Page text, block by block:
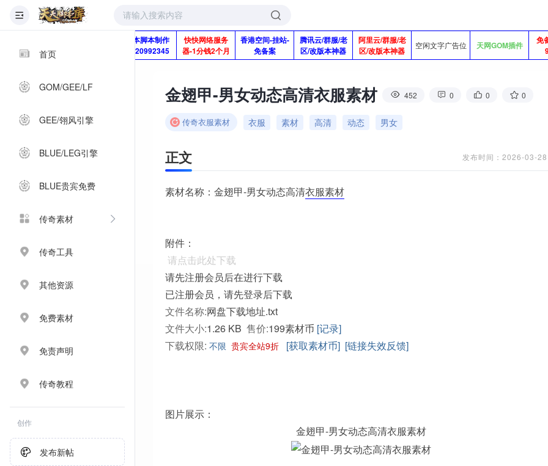
首页
GOM/GEE/LF
GEE/翎风引擎
BLUE/LEG引擎
BLUE贵宾免费
传奇素材
传奇工具
其他资源
免费素材
免责声明
传奇教程
创作
发布新帖
版本脚本制作
Q920992345
快快网络服务
器-1分钱2个月
香港空间-挂站-
免备案
腾讯云/群服/老
区/改版本神器
阿里云/群服/老
区/改版本神器
空闲文字广告位 天网GOM插件
免
金翅甲-男女动态高清衣服素材 452 0 0 0
传奇衣服素材 衣服 素材 高清 动态 男女
正文 发布时间：2026-03-28
素材名称：金翅甲-男女动态高清衣服素材
附件：
请点击此处下载
请先注册会员后在进行下载
已注册会员，请先登录后下载
文件名称:网盘下载地址.txt
文件大小:1.26 KB 售价:199素材币 [记录]
下载权限: 不限 贵宾全站9折 [获取素材币] [链接失效反馈]
图片展示：
金翅甲-男女动态高清衣服素材